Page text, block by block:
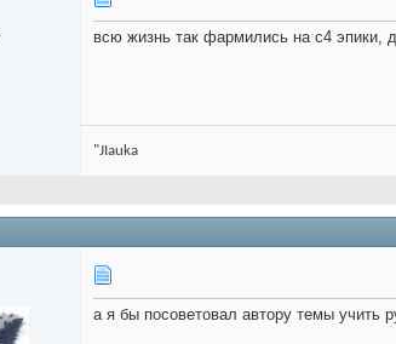
всю жизнь так фармились на с4 эпики,
"JIauka
а я бы посоветовал автору темы учить